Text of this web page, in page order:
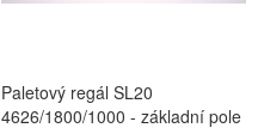
Paletový regál SL20
4626/1800/1000 - základní pole